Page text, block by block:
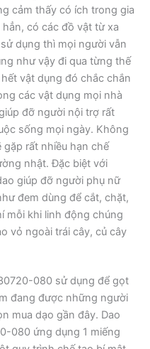
cảm thấy có ích trong gia
có các đồ vật từ xa
dụng thì mọi người vẫn
như vậy đi qua từng thế
vật dụng đó chắc chắn
các vật dụng mọi nhà
đỡ người nội trợ rất
sống mọi ngày. Không
rất nhiều hạn chế
nhật. Đặc biệt với
giúp đỡ người phụ nữ
đem dùng để cắt, chặt,
mỗi khi linh động chúng
vỏ ngoài trái cây, củ cây
080 sử dụng để gọt
đang được những người
mua dạo gần đây. Dao
080 ứng dụng 1 miếng